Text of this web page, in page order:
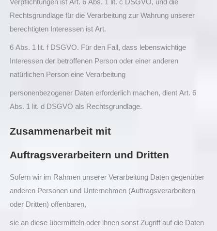
Verpflichtungen ist Art. 6 Abs. 1 lit. c DSGVO, und die
Rechtsgrundlage für die Verarbeitung zur Wahrung unserer
berechtigten Interessen ist Art.
6 Abs. 1 lit. f DSGVO. Für den Fall, dass lebenswichtige
Interessen der betroffenen Person oder einer anderen
natürlichen Person eine Verarbeitung
personenbezogener Daten erforderlich machen, dient Art. 6
Abs. 1 lit. d DSGVO als Rechtsgrundlage.
Zusammenarbeit mit
Auftragsverarbeitern und Dritten
Sofern wir im Rahmen unserer Verarbeitung Daten gegenüber
anderen Personen und Unternehmen (Auftragsverarbeitern
oder Dritten) offenbaren,
sie an diese übermitteln oder ihnen sonst Zugriff auf die Daten